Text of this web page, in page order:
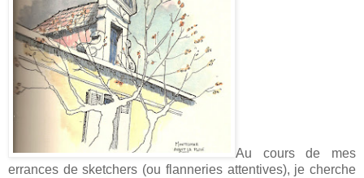
Au cours de mes
errances de sketchers (ou flanneries attentives), je cherche